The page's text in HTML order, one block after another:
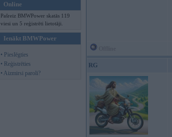
Online
Pašreiz BMWPower skatās 119
viesi un 5 reģistrēti lietotāji.
Ienākt BMWPower
• Pieslēgties
• Reģistrēties
• Aizmirsi paroli?
RG